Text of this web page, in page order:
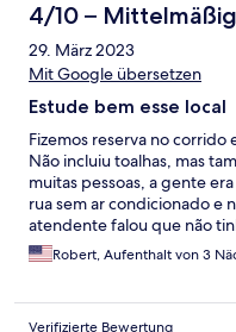
4/10 – Mittelmäßig
29. März 2023
Mit Google übersetzen
Estude bem esse local
Fizemos reserva no
Não incluiu toalhas, mas
muitas pessoas, a gente
rua sem ar condicionado e
atendente falou que não
gente passou a noite sem
com vontade trocar mas ja
Robert, Aufenthalt von 3
Verifizierte Bewertung